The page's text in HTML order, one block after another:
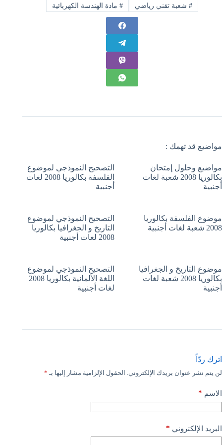
# شعبة تقني رياضي #مادة الهندسة الكهربائية
مواضيع قد تهمك :
مواضيع وحلول إمتحان
بكالوريا 2008 شعبة لغات
أجنبية
التصحيح النموذجي لموضوع
الفلسفة بكالوريا 2008 لغات
أجنبية
موضوع الفلسفة بكالوريا
2008 شعبة لغات أجنبية
التصحيح النموذجي لموضوع
التاريخ و الجغرافيا بكالوريا
2008 لغات أجنبية
موضوع التاريخ و الجغرافيا
بكالوريا 2008 شعبة لغات
أجنبية
التصحيح النموذجي لموضوع
اللغة الألمانية بكالوريا 2008
لغات أجنبية
اترك ردّاً
لن يتم نشر عنوان بريدك الإلكتروني. الحقول الإلزامية مشار إليها بـ *
الاسم *
البريد الإلكتروني *